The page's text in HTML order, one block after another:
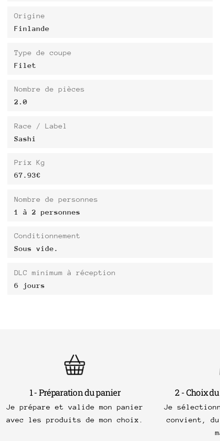
Origine
Finlande
Type de coupe
Filet
Nombre de pièces
2.0
Race / Label
Sashi
Prix Kg
67.93€
Nombre de personnes
1 à 2 personnes
Conditionnement
Sous vide.
DLC minimum à réception
6 jours
1 - Préparation du panier
Je prépare et valide mon panier
avec les produits de mon choix.
2 - Choix
Je
convient,